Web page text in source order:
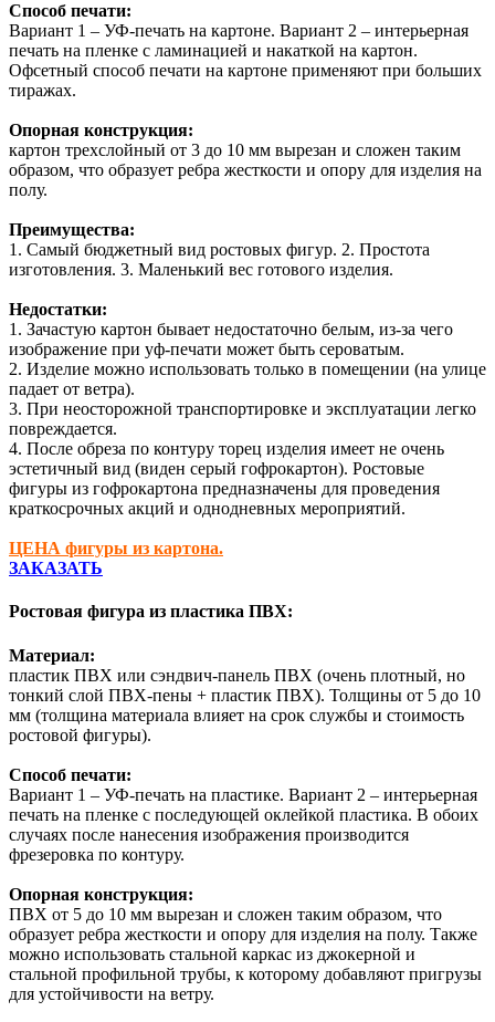
Способ печати:
Вариант 1 – УФ-печать на картоне. Вариант 2 – интерьерная
печать на пленке с ламинацией и накаткой на картон.
Офсетный способ печати на картоне применяют при больших
тиражах.
Опорная конструкция:
картон трехслойный от 3 до 10 мм вырезан и сложен таким
образом, что образует ребра жесткости и опору для изделия на
полу.
Преимущества:
1. Самый бюджетный вид ростовых фигур. 2. Простота
изготовления. 3. Маленький вес готового изделия.
Недостатки:
1. Зачастую картон бывает недостаточно белым, из-за чего
изображение при уф-печати может быть сероватым.
2. Изделие можно использовать только в помещении (на улице
падает от ветра).
3. При неосторожной транспортировке и эксплуатации легко
повреждается.
4. После обреза по контуру торец изделия имеет не очень
эстетичный вид (виден серый гофрокартон). Ростовые
фигуры из гофрокартона предназначены для проведения
краткосрочных акций и однодневных мероприятий.
ЦЕНА фигуры из картона.
ЗАКАЗАТЬ
Ростовая фигура из пластика ПВХ:
Материал:
пластик ПВХ или сэндвич-панель ПВХ (очень плотный, но
тонкий слой ПВХ-пены + пластик ПВХ). Толщины от 5 до 10
мм (толщина материала влияет на срок службы и стоимость
ростовой фигуры).
Способ печати:
Вариант 1 – УФ-печать на пластике. Вариант 2 – интерьерная
печать на пленке с последующей оклейкой пластика. В обоих
случаях после нанесения изображения производится
фрезеровка по контуру.
Опорная конструкция:
ПВХ от 5 до 10 мм вырезан и сложен таким образом, что
образует ребра жесткости и опору для изделия на полу. Также
можно использовать стальной каркас из джокерной и
стальной профильной трубы, к которому добавляют пригрузы
для устойчивости на ветру.